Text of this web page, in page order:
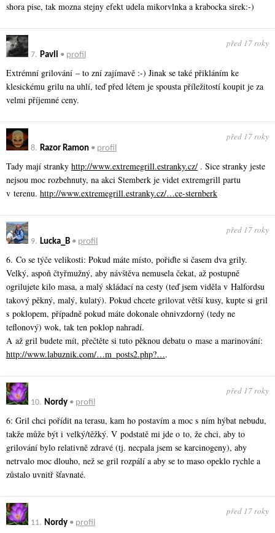
shora pise, tak mozna stejny efekt udela mikorvlnka a krabocka sirek:-)
7. Pavli • profil
před 17 roky
Extrémní grilování – to zní zajímavě :-) Jinak se také přikláním ke
klesickému grilu na uhlí, teď před létem je spousta příležitostí koupit je za
velmi příjemné ceny.
8. Razor Ramon • profil
před 17 roky
Tady mají stranky http://www.extremegrill.estranky.cz/ . Sice stranky jeste
nejsou moc rozbehnuty, na akci Stemberk je videt extremgrill partu
v terenu. http://www.extremegrill.estranky.cz/…ce-sternberk
9. Lucka_B • profil
před 17 roky
6. Co se týče velikosti: Pokud máte místo, pořiďte si časem dva grily.
Velký, aspoň čtyřmužný, aby návštěva nemusela čekat, až postupně
ogrilujete kilo masa, a malý skládací na cesty (teď jsem viděla v Halfordsu
takový pěkný, malý, kulatý). Pokud chcete grilovat větší kusy, kupte si gril
s poklopem, případně pokud máte dokonale ohnivzdorný (tedy ne
teflonový) wok, tak ten poklop nahradí.
A až gril budete mít, přečtěte si tuto pěknou debatu o mase a marinování:
http://www.labuznik.com/…m_posts2.php?….
10. Nordy • profil
před 17 roky
6: Gril chci pořídit na terasu, kam ho postavím a moc s ním hýbat nebudu,
takže může být i velký/těžký. V podstatě mi jde o to, že chci, aby to
grilování bylo relativně zdravé (tj. necpala jsem se karcinogeny), aby
netrvalo moc dlouho, než se gril rozpálí a aby se to maso opeklo rychle a
zůstalo uvnitř šťavnaté.
11. Nordy • profil
před 17 roky